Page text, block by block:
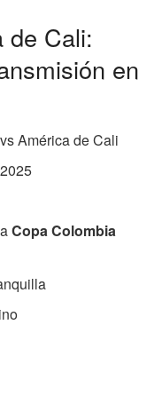
de Cali:
en
América de Cali
Copa Colombia